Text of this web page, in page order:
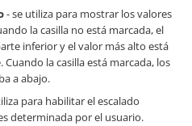
- se utiliza para mostrar los valores
la casilla no está marcada, el
inferior y el valor más alto está
la casilla está marcada, los
a abajo.
para habilitar el escalado
determinada por el usuario.